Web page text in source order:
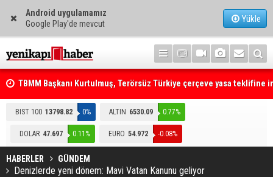
Android uygulamamız
Google Play'de mevcut
Yükle
TBMM Başkanı Kurtulmuş, Terörsüz Türkiye çerçeve yasa teklifine
attı
Telefonla arayıp "RTÜK'ten geliyoruz" dediler: Medyayı hedef alan
akılalmaz tuzak ifşa oldu
BIST 100 13798.82 0% ALTIN 6530.09 0.77%
DOLAR 47.697 0.11% EURO 54.972 -0.08%
HABERLER GÜNDEM
Denizlerde yeni dönem: Mavi Vatan Kanunu geliyor